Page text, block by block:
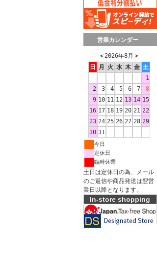
営業カレンダー
＜ 2026年8月 ＞
日
月 火 水 木 金 土
1
2
3 4 5 6 7
8
9 10 11 12 13 14 15
16 17 18 19 20 21 22
23 24 25 26 27 28 29
30 31
今日
定休日
臨時休業
土日は定休日の為、メール
のご返信や商品発送は翌営
業日以降となります。
In-store shopping